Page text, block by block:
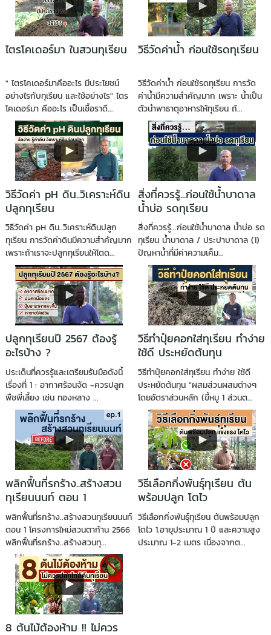
ไตรโคเดอร์มา ในสวนทุเรียน
" ไตรโคเดอร์มาคืออะไร มีประโยชน์
อย่างไรกับทุเรียน และใช้อย่างไร" ไตร
โคเดอร์มา คืออะไร เป็นเชื้อราดี...
วิธีวัดค่าน้ำ ก่อนใช้รดทุเรียน
วิธีวัดค่าน้ำ ก่อนใช้รดทุเรียน การวัด
ค่าน้ำมีความสำคัญมาก เพราะ น้ำเป็น
ตัวนำพาธาตุอาหารให้ทุเรียน ถ้...
วิธีวัดค่า pH ดิน..วิเคราะห์ดิน
ปลูกทุเรียน
วิธีวัดค่า pH ดิน..วิเคราะห์ดินปลูก
ทุเรียน การวัดค่าดินมีความสำคัญมาก
เพราะถ้าเราจะปลูกทุเรียนให้โตด...
สิ่งที่ควรรู้...ก่อนใช้น้ำบาดาล
น้ำบ่อ รดทุเรียน
สิ่งที่ควรรู้...ก่อนใช้น้ำบาดาล น้ำบ่อ รด
ทุเรียน น้ำบาดาล / ประปาบาดาล (1)
ปัญหาน้ำที่มีค่าความเค็ม...
ปลูกทุเรียนปี 2567 ต้องรู้
อะไรบ้าง ?
ประเด็นที่ควรรู้และเตรียมรับมือดังนี้
เรื่องที่ 1 : อากาศร้อนจัด -ควรปลูก
พืชพี่เลี้ยง เช่น ทองหลาง ...
วิธีทำปุ๋ยคอกใส่ทุเรียน ทำง่าย
ใช้ดี ประหยัดต้นทุน
วิธีทำปุ๋ยคอกใส่ทุเรียน ทำง่าย ใช้ดี
ประหยัดต้นทุน "ผสมส่วนผสมต่างๆ
โดยอัตราส่วนหลัก (ขี้หมู 1 ส่วนต...
พลิกฟื้นที่รกร้าง..สร้างสวน
ทุเรียนนนท์ ตอน 1
พลิกฟื้นที่รกร้าง..สร้างสวนทุเรียนนนท์
ตอน 1 โครงการใหม่สวนตาก้าน 2566
พลิกฟื้นที่รกร้าง..สร้างสวนทุ...
วิธีเลือกกิ่งพันธุ์ทุเรียน ต้น
พร้อมปลูก โตไว
วิธีเลือกกิ่งพันธุ์ทุเรียน ต้นพร้อมปลูก
โตไว 1.อายุประมาณ 1 ปี และความสูง
ประมาณ 1-2 เมตร เนื่องจากต...
8 ต้นไม้ต้องห้าม !! ไม่ควร